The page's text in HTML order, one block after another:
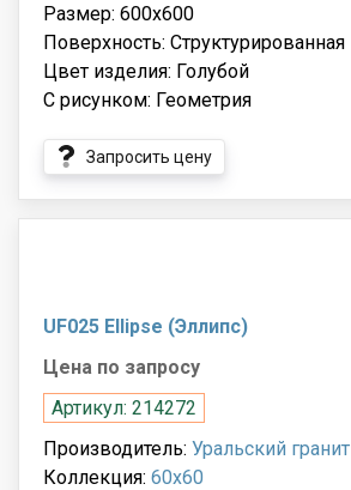
Размер: 600x600
Поверхность: Структурированная
Цвет изделия: Голубой
С рисунком: Геометрия
Запросить цену
UF025 Ellipse (Эллипс)
Цена по запросу
Артикул: 214272
Производитель: Уральский гранит
Коллекция: 60x60